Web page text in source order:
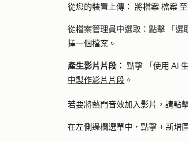
從您的裝置上傳： 將檔案 檔案
從檔案管理員中選取： 點擊 「選
擇一個檔案 。
產生影片片段： 點擊 「使用 AI
中製作影片片段 。
若要將熱門音效加入影片，請點
在左側邊欄選單中，點擊 + 新增